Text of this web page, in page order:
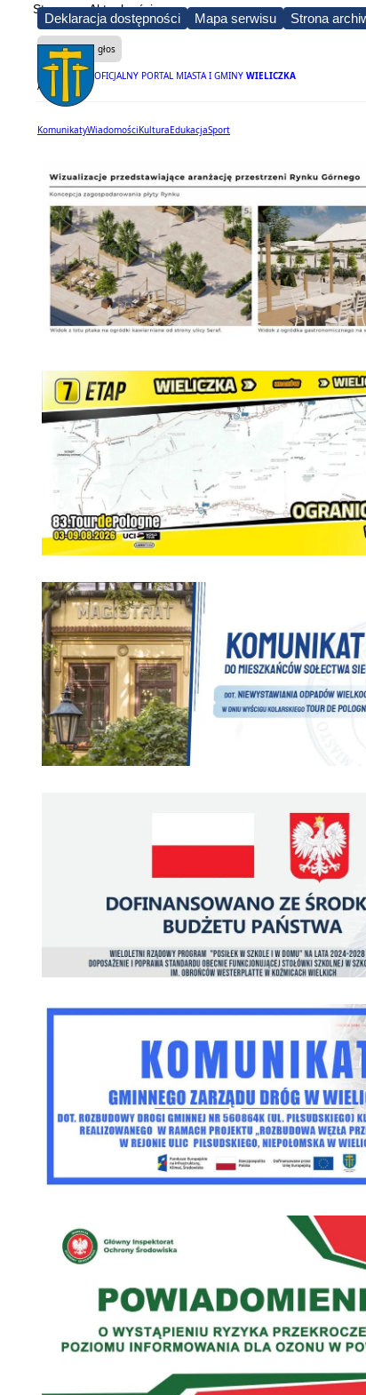
Deklaracja dostępności Mapa serwisu Strona
OFICJALNY PORTAL MIASTA I GMINY WIELICZKA
Strona Aktualności
Czytaj na głos
Aktualności
KomunikatyWiadomościKulturaEdukacjaSport